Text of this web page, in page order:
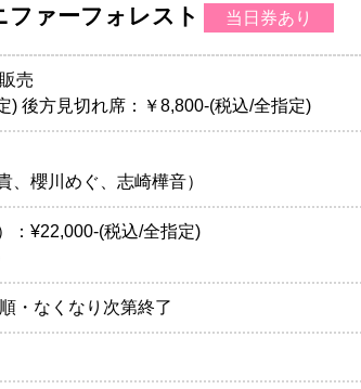
ァーフォレスト
当日券あり
売
) 後方見切れ席：￥8,800-(税込/全指定)
、櫻川めぐ、志崎樺音）
：¥22,000-(税込/全指定)
・なくなり次第終了